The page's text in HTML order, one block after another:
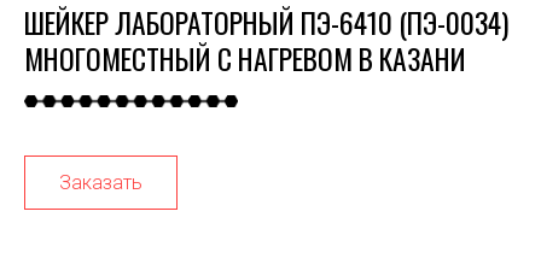
ШЕЙКЕР ЛАБОРАТОРНЫЙ ПЭ-6410 (ПЭ-0034)
МНОГОМЕСТНЫЙ С НАГРЕВОМ В КАЗАНИ
Заказать